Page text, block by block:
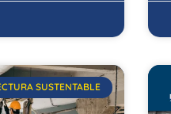
SUSTENTABLE